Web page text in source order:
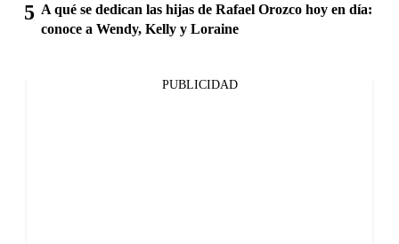
A qué se dedican las hijas de Rafael Orozco hoy en día:
conoce a Wendy, Kelly y Loraine
PUBLICIDAD